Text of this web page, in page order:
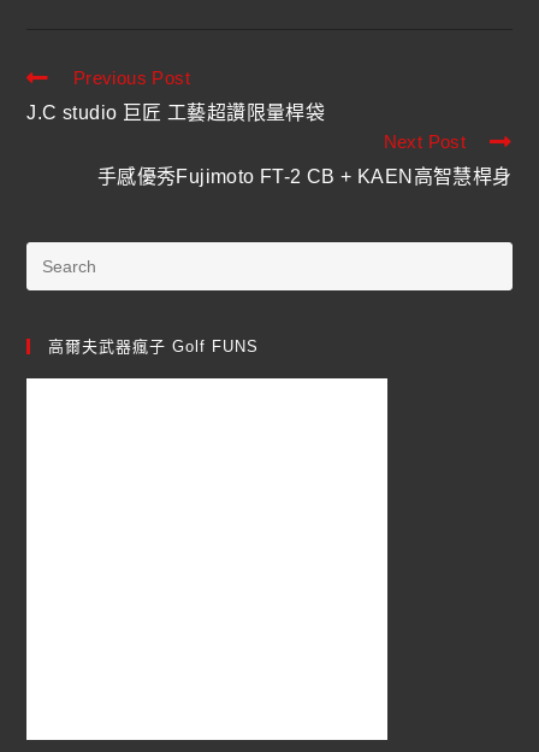
Previous Post
J.C studio 巨匠 工藝超讚限量桿袋
Next Post
手感優秀Fujimoto FT-2 CB + KAEN高智慧桿身
高爾夫武器瘋子 Golf FUNS